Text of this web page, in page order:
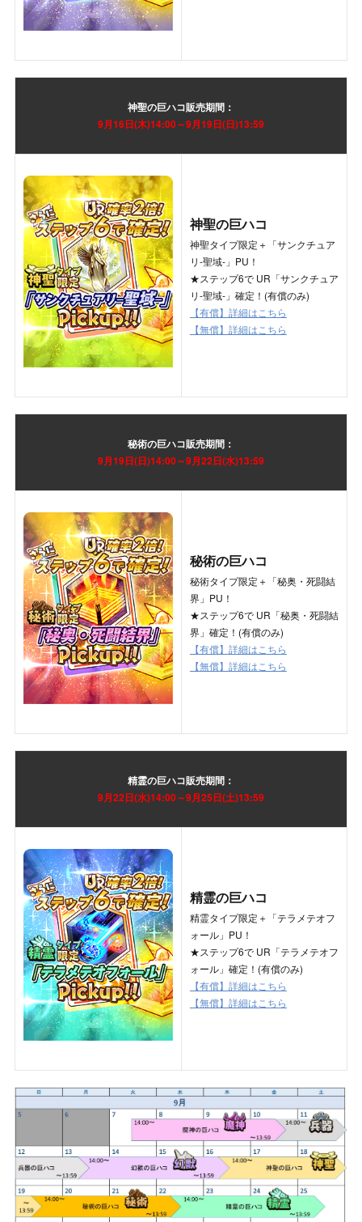
神聖の巨ハコ販売期間：
9月16日(木)14:00～9月19日(日)13:59
神聖の巨ハコ
神聖タイプ限定＋「サンクチュア
リ-聖域-」PU！
★ステップ6で UR「サンクチュア
リ-聖域-」確定！(有償のみ)
【有償】詳細はこちら
【無償】詳細はこちら
秘術の巨ハコ販売期間：
9月19日(日)14:00～9月22日(水)13:59
秘術の巨ハコ
秘術タイプ限定＋「秘奥・死闘結
界」PU！
★ステップ6で UR「秘奥・死闘結
界」確定！(有償のみ)
【有償】詳細はこちら
【無償】詳細はこちら
精霊の巨ハコ販売期間：
9月22日(水)14:00～9月25日(土)13:59
精霊の巨ハコ
精霊タイプ限定＋「テラメテオフ
ォール」PU！
★ステップ6で UR「テラメテオフ
ォール」確定！(有償のみ)
【有償】詳細はこちら
【無償】詳細はこちら